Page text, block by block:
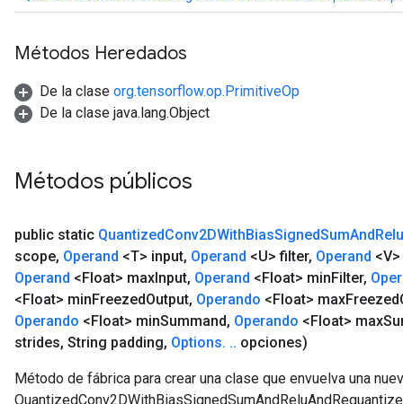
Métodos Heredados
De la clase org.tensorflow.op.PrimitiveOp
De la clase java.lang.Object
Métodos públicos
public static QuantizedConv2DWithBiasSignedSumAndRelu
scope, Operand <T> input, Operand <U> filter, Operand
Operand <Float> maxInput, Operand <Float> minFilter,
<Float> minFreezedOutput, Operando <Float> maxFreezed
Operando <Float> minSummand, Operando <Float> max
strides, String padding, Options. .. opciones)
Método de fábrica para crear una clase que envuelva una